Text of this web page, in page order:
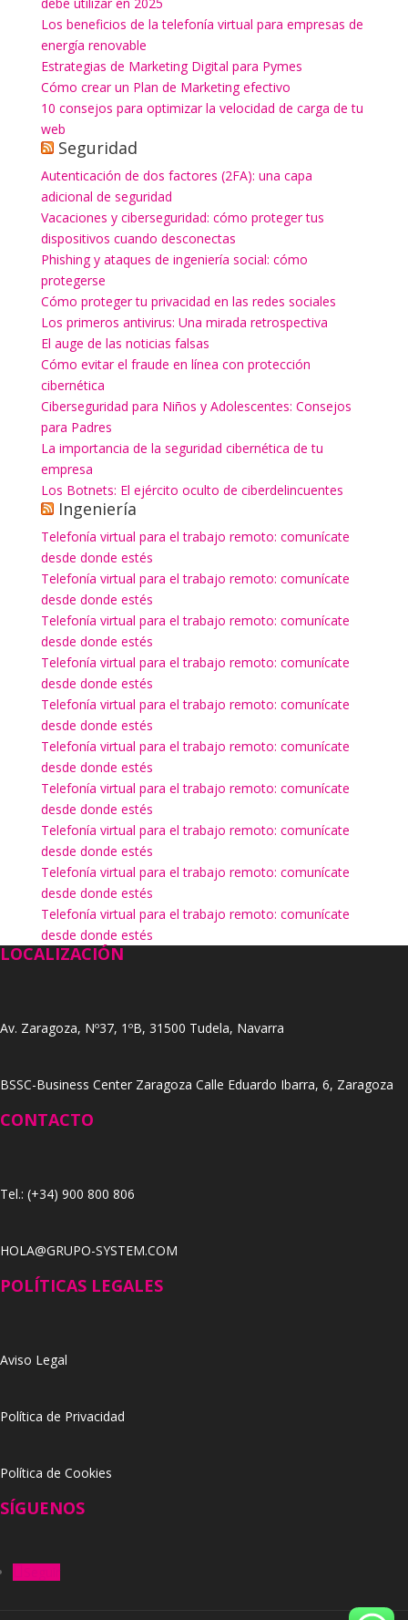
debe utilizar en 2025
Los beneficios de la telefonía virtual para empresas de
energía renovable
Estrategias de Marketing Digital para Pymes
Cómo crear un Plan de Marketing efectivo
10 consejos para optimizar la velocidad de carga de tu
web
Seguridad
Autenticación de dos factores (2FA): una capa
adicional de seguridad
Vacaciones y ciberseguridad: cómo proteger tus
dispositivos cuando desconectas
Phishing y ataques de ingeniería social: cómo
protegerse
Cómo proteger tu privacidad en las redes sociales
Los primeros antivirus: Una mirada retrospectiva
El auge de las noticias falsas
Cómo evitar el fraude en línea con protección
cibernética
Ciberseguridad para Niños y Adolescentes: Consejos
para Padres
La importancia de la seguridad cibernética de tu
empresa
Los Botnets: El ejército oculto de ciberdelincuentes
Ingeniería
Telefonía virtual para el trabajo remoto: comunícate
desde donde estés
Telefonía virtual para el trabajo remoto: comunícate
desde donde estés
Telefonía virtual para el trabajo remoto: comunícate
desde donde estés
Telefonía virtual para el trabajo remoto: comunícate
desde donde estés
Telefonía virtual para el trabajo remoto: comunícate
desde donde estés
Telefonía virtual para el trabajo remoto: comunícate
desde donde estés
Telefonía virtual para el trabajo remoto: comunícate
desde donde estés
Telefonía virtual para el trabajo remoto: comunícate
desde donde estés
Telefonía virtual para el trabajo remoto: comunícate
desde donde estés
Telefonía virtual para el trabajo remoto: comunícate
desde donde estés
LOCALIZACIÓN
Av. Zaragoza, Nº37, 1ºB, 31500 Tudela, Navarra
BSSC-Business Center Zaragoza Calle Eduardo Ibarra, 6, Zaragoza
CONTACTO
Tel.: (+34) 900 800 806
HOLA@GRUPO-SYSTEM.COM
POLÍTICAS LEGALES
Aviso Legal
Política de Privacidad
Política de Cookies
SÍGUENOS